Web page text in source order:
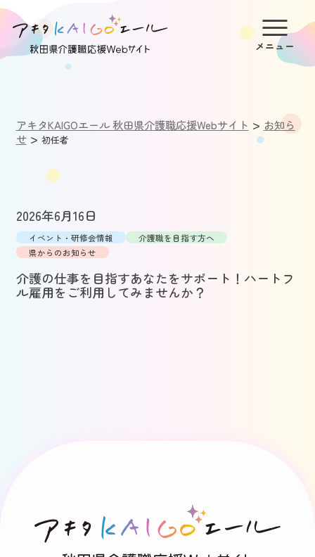
アキタKAIGOエール 秋田県介護職応援Webサイト > お知ら
せ> 初任者
2026年6月16日
イベント・研修会情報
介護職を目指す方へ
県からのお知らせ
介護の仕事を目指すあなたをサポート！ハートフ
ル雇用をご利用してみませんか？